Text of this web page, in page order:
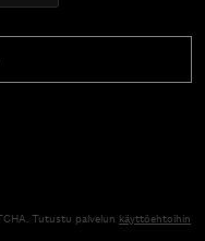
Tutustu palvelun käyttöehtoihin